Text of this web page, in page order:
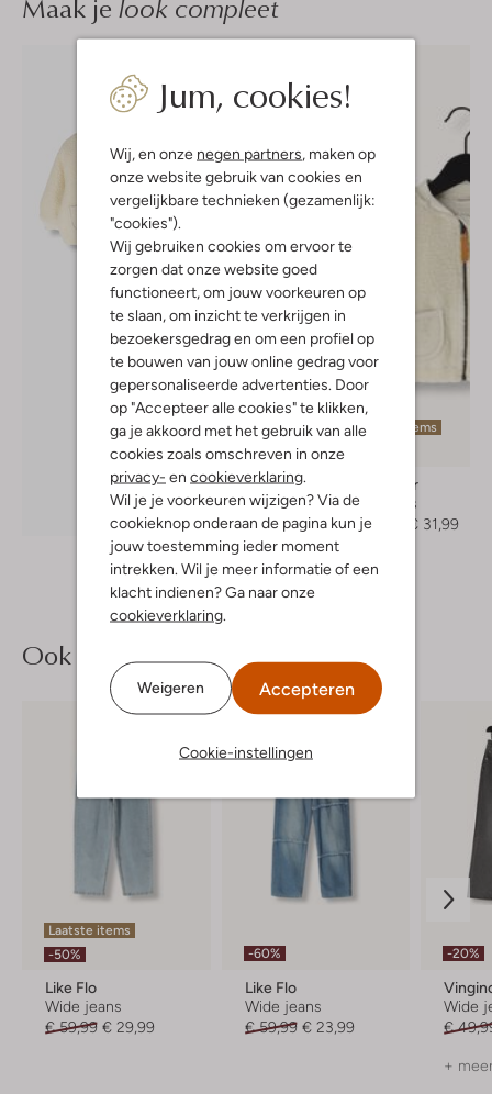
Jum, cookies!
Wij, en onze negen partners , maken op
onze website gebruik van cookies en
vergelijkbare technieken (gezamenlijk:
"cookies").
Wij gebruiken cookies om ervoor te
zorgen dat onze website goed
functioneert, om jouw voorkeuren op
te slaan, om inzicht te verkrijgen in
bezoekersgedrag en om een profiel op
te bouwen van jouw online gedrag voor
gepersonaliseerde advertenties. Door
op "Accepteer alle cookies" te klikken,
ga je akkoord met het gebruik van alle
cookies zoals omschreven in onze
privacy- en cookieverklaring
Wil je je voorkeuren wijzigen? Via de
cookieknop onderaan de pagina kun je
jouw toestemming ieder moment
intrekken. Wil je meer informatie of een
klacht indienen? Ga naar onze
cookieverklaring
Weigeren Accepteren
Cookie-instellingen
Maak je look compleet
Ontdek de look
Laatste items
Lil' Atelier
Teddy jas
€ 52,95
€ 31,99
Ook iets voor jou?
Laatste items
-50%
Like Flo
Wide jeans
€ 59,99 € 29,99
-60%
Like Flo
Wide jeans
€ 59,99 € 23,99
-20%
Wide
€
+